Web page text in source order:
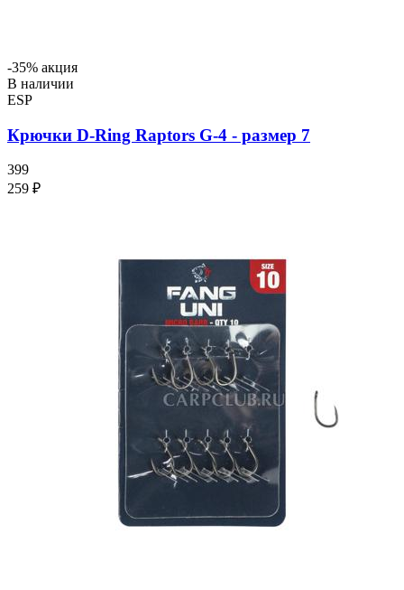
-35% акция
В наличии
ESP
Крючки D-Ring Raptors G-4 - размер 7
399
259 ₽